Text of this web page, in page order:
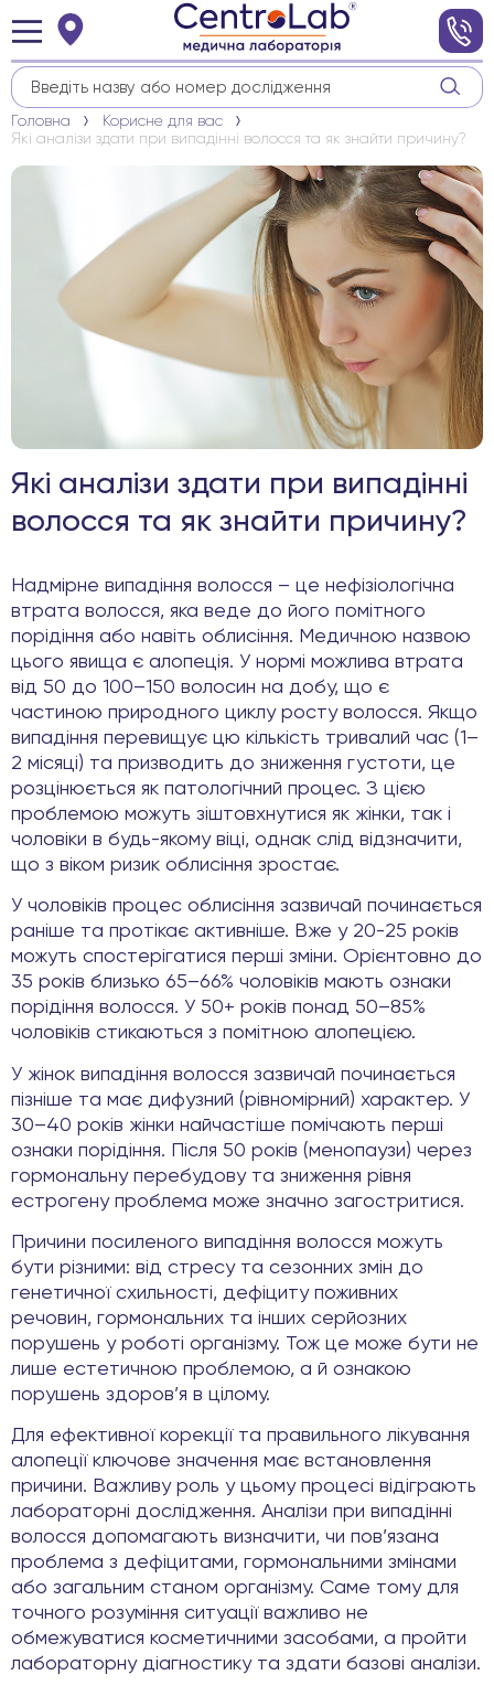
Головна
Корисне для вас
Які аналізи здати при випадінні волосся та як знайти причину?
Які аналізи здати при випадінні
волосся та як знайти причину?
Надмірне випадіння волосся – це нефізіологічна
втрата волосся, яка веде до його помітного
порідіння або навіть облисіння. Медичною назвою
цього явища є алопеція. У нормі можлива втрата
від 50 до 100–150 волосин на добу, що є
частиною природного циклу росту волосся. Якщо
випадіння перевищує цю кількість тривалий час (1–
2 місяці) та призводить до зниження густоти, це
розцінюється як патологічний процес. З цією
проблемою можуть зіштовхнутися як жінки, так і
чоловіки в будь-якому віці, однак слід відзначити,
що з віком ризик облисіння зростає.
У чоловіків процес облисіння зазвичай починається
раніше та протікає активніше. Вже у 20-25 років
можуть спостерігатися перші зміни. Орієнтовно до
35 років близько 65–66% чоловіків мають ознаки
порідіння волосся. У 50+ років понад 50–85%
чоловіків стикаються з помітною алопецією.
У жінок випадіння волосся зазвичай починається
пізніше та має дифузний (рівномірний) характер. У
30–40 років жінки найчастіше помічають перші
ознаки порідіння. Після 50 років (менопаузи) через
гормональну перебудову та зниження рівня
естрогену проблема може значно загостритися.
Причини посиленого випадіння волосся можуть
бути різними: від стресу та сезонних змін до
генетичної схильності, дефіциту поживних
речовин, гормональних та інших серйозних
порушень у роботі організму. Тож це може бути не
лише естетичною проблемою, а й ознакою
порушень здоров’я в цілому.
Для ефективної корекції та правильного лікування
алопеції ключове значення має встановлення
причини. Важливу роль у цьому процесі відіграють
лабораторні дослідження. Аналізи при випадінні
волосся допомагають визначити, чи пов’язана
проблема з дефіцитами, гормональними змінами
або загальним станом організму. Саме тому для
точного розуміння ситуації важливо не
обмежуватися косметичними засобами, а пройти
лабораторну діагностику та здати базові аналізи.